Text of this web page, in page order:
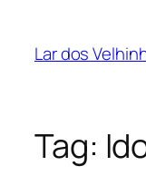
Lar dos
Tag: